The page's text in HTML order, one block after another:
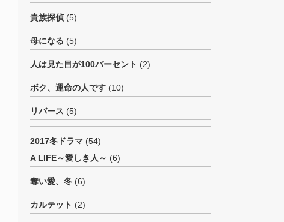
貴族探偵 (5)
母になる (5)
人は見た目が100パーセント (2)
ボク、運命の人です (10)
リバース (5)
2017冬ドラマ (54)
A LIFE～愛しき人～ (6)
奪い愛、冬 (6)
カルテット (2)